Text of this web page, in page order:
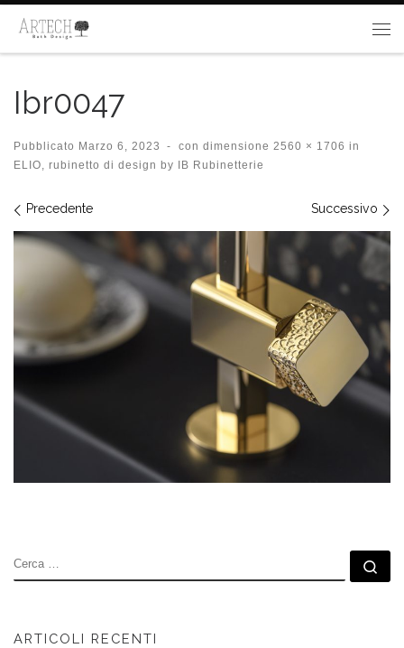
Passa al contenuto
Ibr0047
Pubblicato Marzo 6, 2023 - con dimensione 2560 × 1706 in
ELIO, rubinetto di design by IB Rubinetterie
Navigazione immagini
Precedente Successivo
CERCA
ARTICOLI RECENTI